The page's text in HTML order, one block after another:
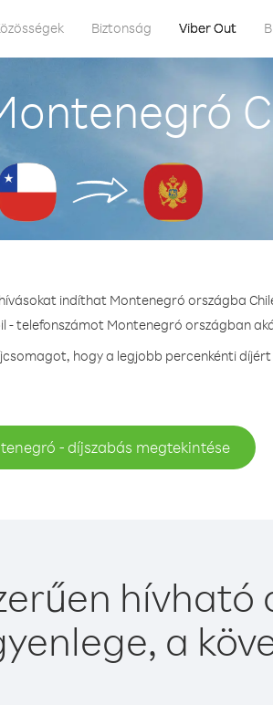
Biztonság Viber Out
indíthat Montenegró országba
- telefonszámot Montenegró országban
hogy a legjobb percenkénti
- díjszabás megtekintése
hívható
a